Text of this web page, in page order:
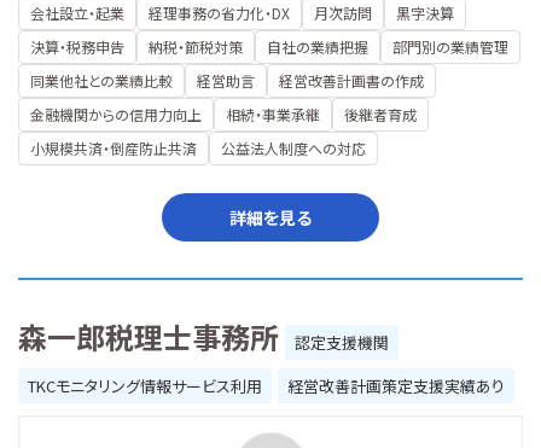
会社設立・起業 経理事務の省力化・DX 月次訪問
黒字決算
決算・税務申告
納税・節税対策 自社の業績把握
部門別の業績管理
同業他社との業績比較
経営助言
経営改善計画書の作成
金融機関からの信用力向上
相続・事業承継
後継者育成
小規模共済・倒産防止共済
公益法人制度への対応
詳細を見る
森一郎税理士事務所
認定支援機関
TKCモニタリング情報サービス利用
経営改善計画策定支援実績あり